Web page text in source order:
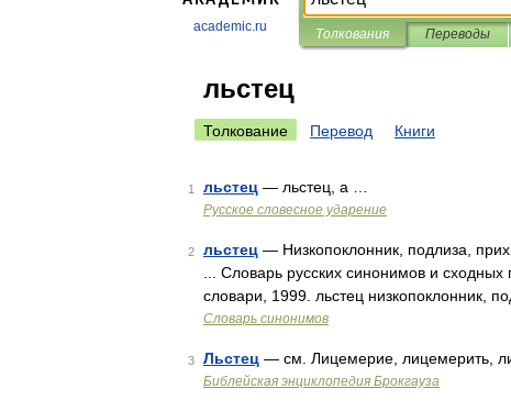
academic.ru Толкования Переводы
льстец
Толкование Перевод Книги
1 льстец — льстец, а …
Русское словесное ударение
2 льстец — Низкопоклонник, подлиза,
... Словарь русских синонимов и
словари, 1999. льстец низкопоклонник,
Словарь синонимов
3 Льстец — см. Лицемерие, лицемерить,
Библейская энциклопедия Брокгауза